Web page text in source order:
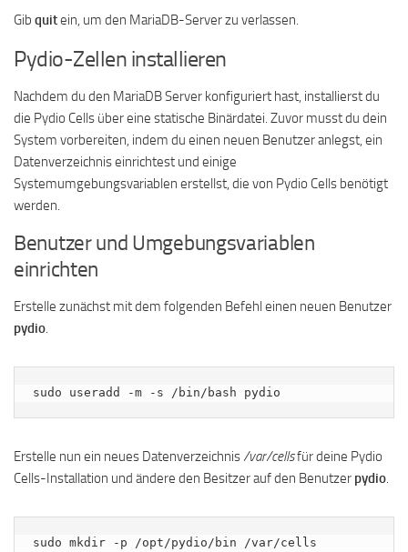
Gib quitein, um den MariaDB-Server zu verlassen.
Pydio-Zellen installieren
Nachdem du den MariaDB Server konfiguriert hast, installierst du
die Pydio Cells über eine statische Binärdatei. Zuvor musst du dein
System vorbereiten, indem du einen neuen Benutzer anlegst, ein
Datenverzeichnis einrichtest und einige
Systemumgebungsvariablen erstellst, die von Pydio Cells benötigt
werden.
Benutzer und Umgebungsvariablen
einrichten
Erstelle zunächst mit dem folgenden Befehl einen neuen Benutzer
pydio.
sudo useradd -m -s /bin/bash pydio
Erstelle nun ein neues Datenverzeichnis/var/cellsfür deine Pydio
Cells-Installation und ändere den Besitzer auf den Benutzer pydio.
sudo mkdir -p /opt/pydio/bin /var/cells